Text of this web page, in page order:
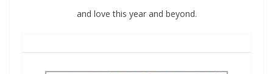
and love this year and beyond.